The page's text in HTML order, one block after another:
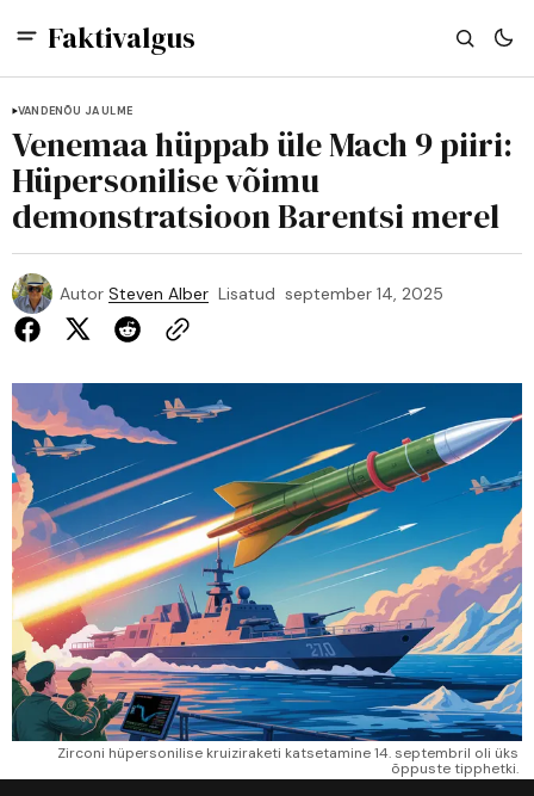
Faktivalgus
VANDENÕU JA ULME
Venemaa hüppab üle Mach 9 piiri:
Hüpersonilise võimu
demonstratsioon Barentsi merel
Autor Steven Alber Lisatud september 14, 2025
Zirconi hüpersonilise kruiziraketi katsetamine 14. septembril oli üks
õppuste tipphetki.